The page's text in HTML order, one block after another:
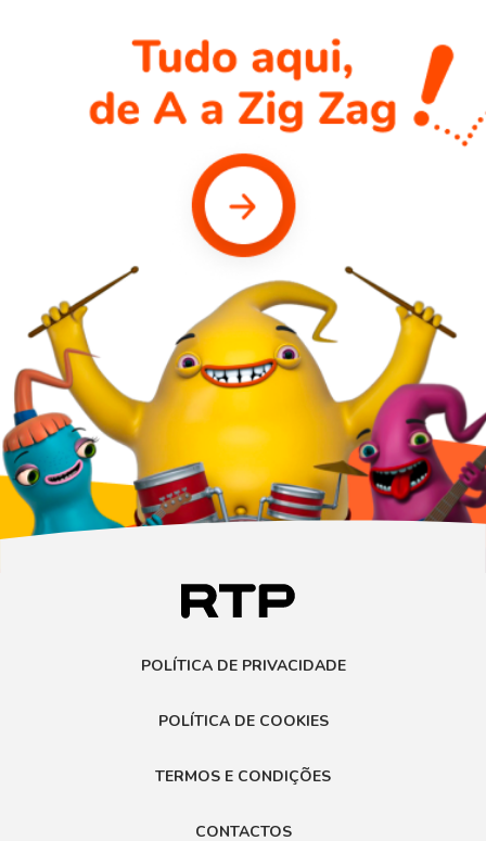
POLÍTICA DE PRIVACIDADE
POLÍTICA DE COOKIES
TERMOS E CONDIÇÕES
CONTACTOS